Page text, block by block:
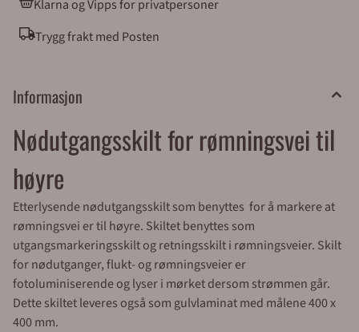
nettbutikk. Legg varene i handlekurven, klikk på
handlekurv-symbolet oppe til høyre og kontroller
bestillingen. Gå videre til kassen. Alle med et
EHF eller e-post. Privatpersoner sjekker ut av butikken
via Klarna eller Vipps. Forventet leveringstid fra oss er ca
1 uke. Haster det med leveringen kan vi sende med
bedriftspakke over natt, eller med budbil i Oslo,
Akershus og Østfold. Merkefabrikken holder til i Hølen i
Vestby kommune (ca 5 mil syd for Oslo). Våre
åpningstider er 08.00 til 16.00 alle virkedager.
Sentralbord: 64 80 90 50 e-post:
post@merkefabrikken.no
Klarna og Vipps for privatpersoner
Trygg frakt med Posten
Informasjon
Nødutgangsskilt for rømningsvei til
høyre
Etterlysende nødutgangsskilt som benyttes for å markere at
rømningsvei er til høyre. Skiltet benyttes som
utgangsmarkeringsskilt og retningsskilt i rømningsveier. Skilt
for nødutganger, flukt- og rømningsveier er
fotoluminiserende og lyser i mørket dersom strømmen går.
Dette skiltet leveres også som gulvlaminat med målene 400 x
400 mm.